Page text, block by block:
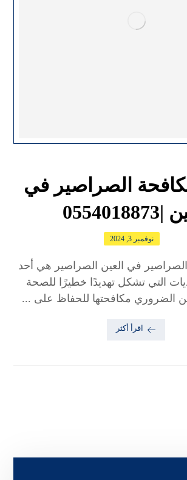
الصراصير في
نوفمبر 3, 2024
في العين الصراصير هي أحد
التي تشكل تهديدًا خطيرًا للصحة
الضروري مكافحتها للحفاظ على ...
اقرأ أكثر